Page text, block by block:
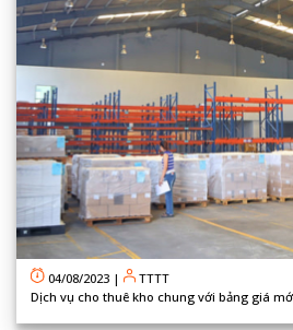
04/08/2023 |
TTTT
Dịch vụ cho thuê kho chung với bảng giá